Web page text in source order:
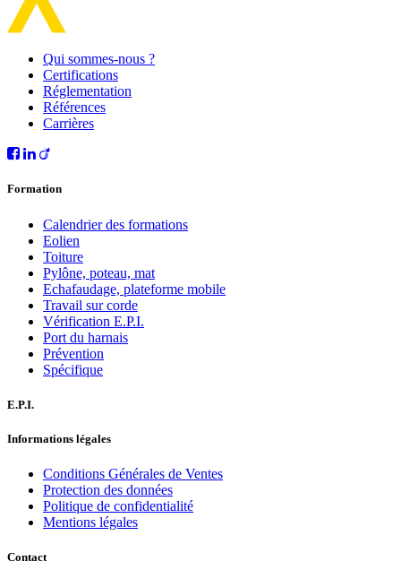
Qui sommes-nous ?
Certifications
Réglementation
Références
Carrières
Formation
Calendrier des formations
Eolien
Toiture
Pylône, poteau, mat
Echafaudage, plateforme mobile
Travail sur corde
Vérification E.P.I.
Port du harnais
Prévention
Spécifique
E.P.I.
Informations légales
Conditions Générales de Ventes
Protection des données
Politique de confidentialité
Mentions légales
Contact